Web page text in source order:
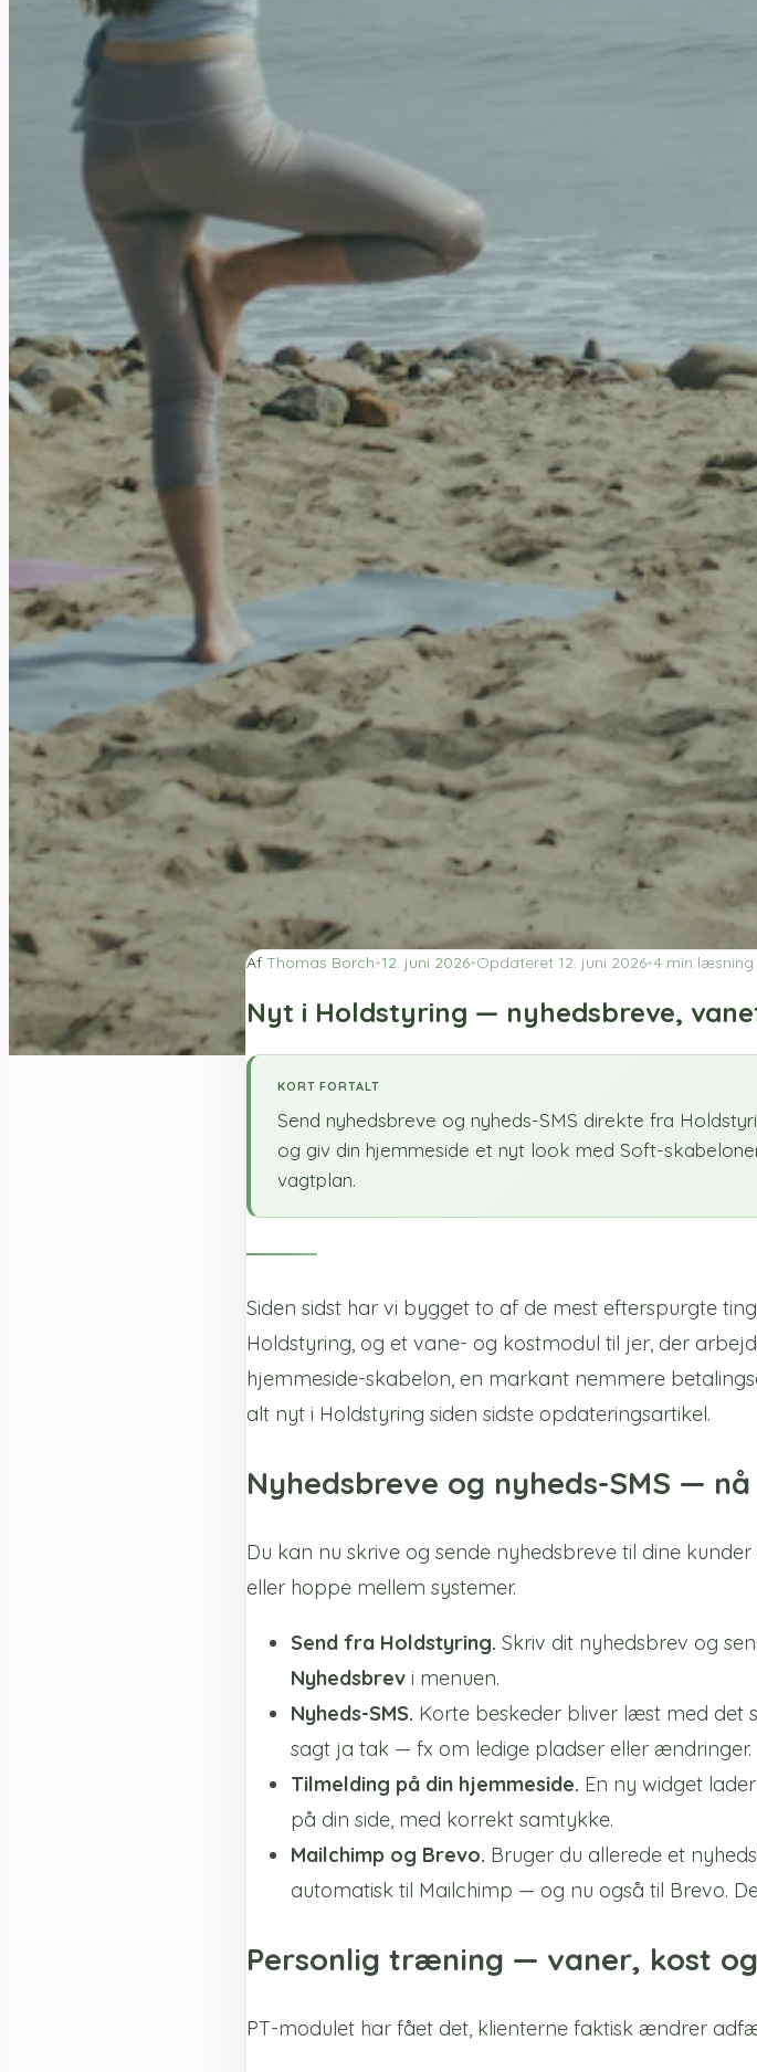
Af Thomas Borch•12. juni 2026•Opdateret 12. juni 2026•4 min læsning
Nyt i Holdstyring — nyhedsbreve,
KORT FORTALT
Send nyhedsbreve og nyheds-SMS direkte fra
og giv din hjemmeside et nyt look med Soft-
vagtplan.
Siden sidst har vi bygget to af de mest efterspurgte
Holdstyring, og et vane- og kostmodul til jer, der
hjemmeside-skabelon, en markant nemmere
alt nyt i Holdstyring siden sidste opdateringsartikel.
Nyhedsbreve og nyheds-SMS —
Du kan nu skrive og sende nyhedsbreve til dine
eller hoppe mellem systemer.
Send fra Holdstyring. Skriv dit nyhedsbrev og
Nyhedsbrev i menuen.
Nyheds-SMS. Korte beskeder bliver læst med det
sagt ja tak — fx om ledige pladser eller ændringer.
Tilmelding på din hjemmeside. En ny widget
på din side, med korrekt samtykke.
Mailchimp og Brevo. Bruger du allerede et
automatisk til Mailchimp — og nu også til Brevo.
Personlig træning — vaner, kost
PT-modulet har fået det, klienterne faktisk ændrer